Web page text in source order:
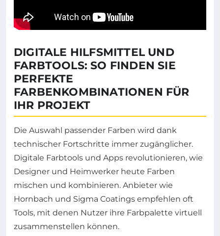
DIGITALE HILFSMITTEL UND
FARBTOOLS: SO FINDEN SIE
PERFEKTE
FARBENKOMBINATIONEN FÜR
IHR PROJEKT
Die Auswahl passender Farben wird dank
technischer Fortschritte immer zugänglicher.
Digitale Farbtools und Apps revolutionieren, wie
Designer und Heimwerker heute Farben
mischen und kombinieren. Anbieter wie
Hornbach und Sigma Coatings empfehlen oft
Tools, mit denen Nutzer ihre Farbpalette virtuell
zusammenstellen können.